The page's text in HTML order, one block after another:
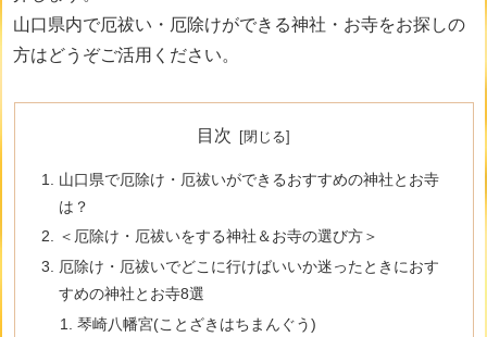
山口県内で厄祓い・厄除けができる神社・お寺をお探しの
方はどうぞご活用ください。
目次
山口県で厄除け・厄祓いができるおすすめの神社とお寺
は？
＜厄除け・厄祓いをする神社＆お寺の選び方＞
厄除け・厄祓いでどこに行けばいいか迷ったときにおす
すめの神社とお寺8選
琴崎八幡宮(ことざきはちまんぐう)